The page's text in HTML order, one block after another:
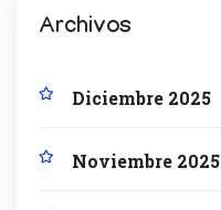
Archivos
Diciembre 2025
Noviembre 2025